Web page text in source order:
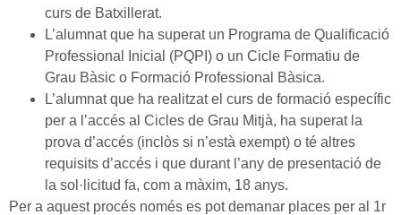
curs de Batxillerat.
L’alumnat que ha superat un Programa de Qualificació
Professional Inicial (PQPI) o un Cicle Formatiu de
Grau Bàsic o Formació Professional Bàsica.
L’alumnat que ha realitzat el curs de formació específic
per a l’accés al Cicles de Grau Mitjà, ha superat la
prova d’accés (inclòs si n’està exempt) o té altres
requisits d’accés i que durant l’any de presentació de
la sol·licitud fa, com a màxim, 18 anys.
Per a aquest procés només es pot demanar places per al 1r